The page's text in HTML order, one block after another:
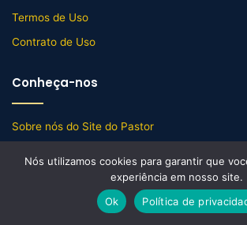
Termos de Uso
Contrato de Uso
Conheça-nos
Sobre nós do Site do Pastor
Últimas Atualizações
Nós utilizamos cookies para garantir que
experiência em nosso site.
Ok
Política de